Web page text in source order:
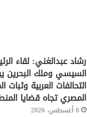
رشاد عبدالغني: لقاء
السيسي وملك البحرين
التحالفات العربية وثبات
المصري تجاه قضايا
6 أغسطس، 2026